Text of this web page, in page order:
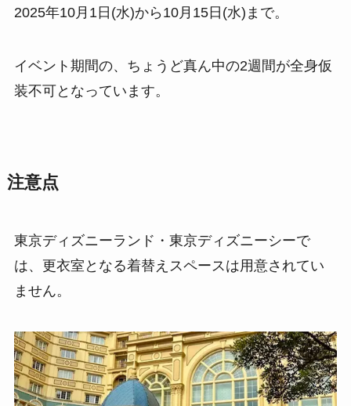
2025年10月1日(水)から10月15日(水)まで。
イベント期間の、ちょうど真ん中の2週間が全身仮
装不可となっています。
注意点
東京ディズニーランド・東京ディズニーシーで
は、更衣室となる着替えスペースは用意されてい
ません。